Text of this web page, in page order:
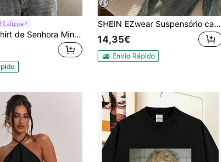
Lalippa
Lalippa T-shirt de Senhora Minimalista e Elegante com Estampa da Bandeira Britânica, Gola Redonda e Manga Curta, Presente para Amigas
SHEIN EZwear Suspensório casual de cintura com bordado floral para férias
14,35€
Envio Rápido